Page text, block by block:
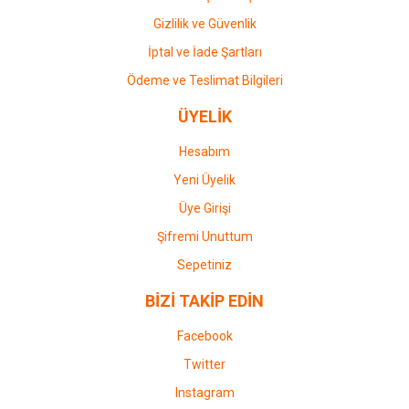
Gizlilik ve Güvenlik
İptal ve İade Şartları
Ödeme ve Teslimat Bilgileri
ÜYELİK
Hesabım
Yeni Üyelik
Üye Girişi
Şifremi Unuttum
Sepetiniz
BİZİ TAKİP EDİN
Facebook
Twitter
Instagram